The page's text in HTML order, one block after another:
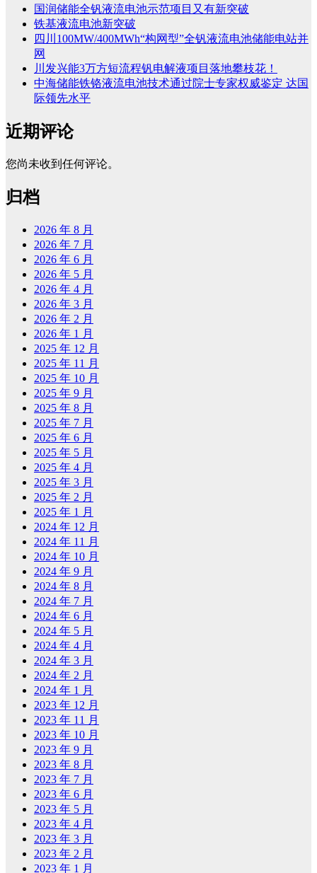
国润储能全钒液流电池示范项目又有新突破
铁基液流电池新突破
四川100MW/400MWh“构网型”全钒液流电池储能电站并
网
川发兴能3万方短流程钒电解液项目落地攀枝花！
中海储能铁铬液流电池技术通过院士专家权威鉴定 达国
际领先水平
近期评论
您尚未收到任何评论。
归档
2026 年 8 月
2026 年 7 月
2026 年 6 月
2026 年 5 月
2026 年 4 月
2026 年 3 月
2026 年 2 月
2026 年 1 月
2025 年 12 月
2025 年 11 月
2025 年 10 月
2025 年 9 月
2025 年 8 月
2025 年 7 月
2025 年 6 月
2025 年 5 月
2025 年 4 月
2025 年 3 月
2025 年 2 月
2025 年 1 月
2024 年 12 月
2024 年 11 月
2024 年 10 月
2024 年 9 月
2024 年 8 月
2024 年 7 月
2024 年 6 月
2024 年 5 月
2024 年 4 月
2024 年 3 月
2024 年 2 月
2024 年 1 月
2023 年 12 月
2023 年 11 月
2023 年 10 月
2023 年 9 月
2023 年 8 月
2023 年 7 月
2023 年 6 月
2023 年 5 月
2023 年 4 月
2023 年 3 月
2023 年 2 月
2023 年 1 月